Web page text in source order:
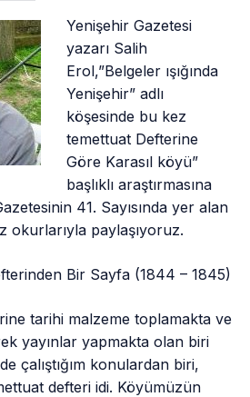
Yenişehir Gazetesi
yazarı Salih
Erol,”Belgeler ışığında
Yenişehir” adlı
köşesinde bu kez
temettuat Defterine
Göre Karasıl köyü”
başlıklı araştırmasına
41. Sayısında yer alan
okurlarıyla paylaşıyoruz.
Bir Sayfa (1844 – 1845)
tarihi malzeme toplamakta ve
yayınlar yapmakta olan biri
çalıştığım konulardan biri,
defteri idi. Köyümüzün